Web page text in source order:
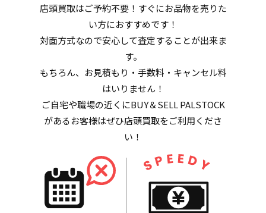
店頭買取はご予約不要！すぐにお品物を売りた
い方におすすめです！
対面方式なので安心して査定することが出来ま
す。
もちろん、お見積もり・手数料・キャンセル料
はいりません！
ご自宅や職場の近くにBUY＆SELL PALSTOCK
があるお客様はぜひ店頭買取をご利用くださ
い！